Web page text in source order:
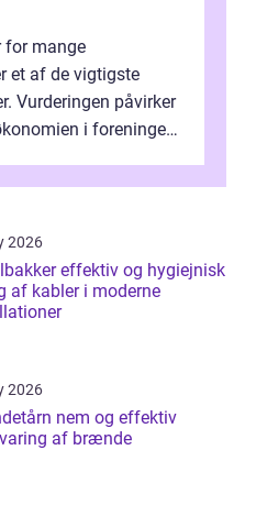
for mange
et af de vigtigste
Vurderingen påvirker
i foreningen
2026
og hygiejnisk
af kabler i moderne
2026
og effektiv
af brænde